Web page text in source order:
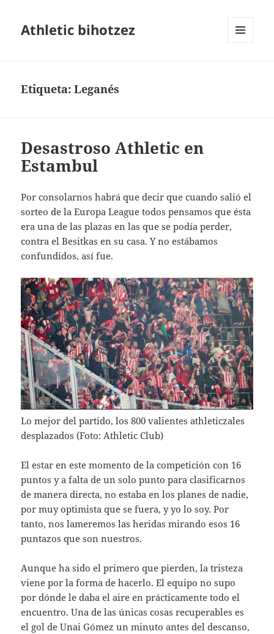
Athletic bihotzez
Etiqueta:Leganés
Desastroso Athletic en
Estambul
Por consolarnos habrá que decir que cuando salió el
sorteo de la Europa League todos pensamos que ésta
era una de las plazas en las que se podía perder,
contra el Besitkas en su casa. Y no estábamos
confundidos, así fue.
Lo mejor del partido, los 800 valientes athleticzales
desplazados (Foto: Athletic Club)
El estar en este momento de la competición con 16
puntos y a falta de un solo punto para clasificarnos
de manera directa, no estaba en los planes de nadie,
por muy optimista que se fuera, y yo lo soy. Por
tanto, nos lameremos las heridas mirando esos 16
puntazos que son nuestros.
Aunque ha sido el primero que pierden, la tristeza
viene por la forma de hacerlo. El equipo no supo
por dónde le daba el aire en prácticamente todo el
encuentro. Una de las únicas cosas recuperables es
el gol de Unai Gómez un minuto antes del descanso,